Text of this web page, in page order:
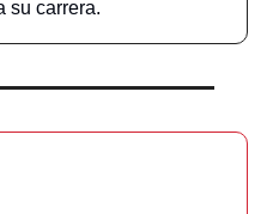
su carrera.